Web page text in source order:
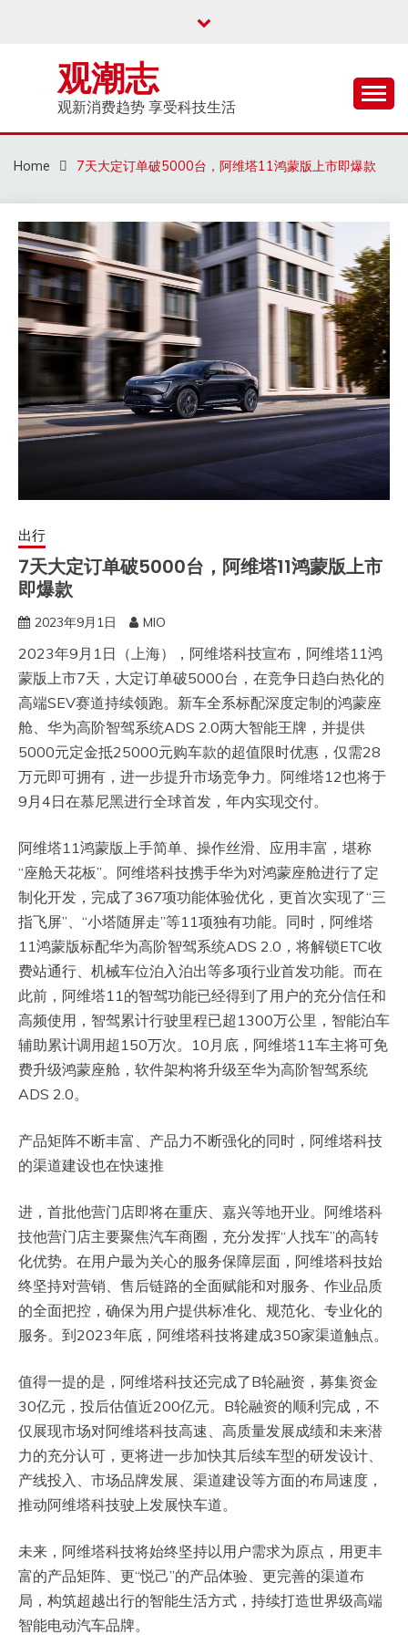
观潮志
观新消费趋势 享受科技生活
Home 7天大定订单破5000台，阿维塔11鸿蒙版上市即爆款
出行
7天大定订单破5000台，阿维塔11鸿蒙版上市
即爆款
2023年9月1日 MIO
2023​年9月1日（上海），阿维塔科技宣布，阿维塔11鸿
蒙版上市7天，大定订单破5000台，在竞争日趋白热化的
高端SEV赛道持续领跑。新车全系标配深度定制的鸿蒙座
舱、华为高阶智驾系统ADS 2.0两大智能王牌，并提供
5000元定金抵25000元购车款的超值限时优惠，仅需28
万元即可拥有，进一步提升市场竞争力。阿维塔12也将于
9月4日在慕尼黑进行全球首发，年内实现交付。
阿维塔11鸿蒙版上手简单、操作丝滑、应用丰富，堪称
“座舱天花板”。阿维塔科技携手华为对鸿蒙座舱进行了定
制化开发，完成了367项功能体验优化，更首次实现了“三
指飞屏”、“小塔随屏走”等11项独有功能。同时，阿维塔
11鸿蒙版标配华为高阶智驾系统ADS 2.0，将解锁ETC收
费站通行、机械车位泊入泊出等多项行业首发功能。而在
此前，阿维塔11的智驾功能已经得到了用户的充分信任和
高频使用，智驾累计行驶里程已超1300万公里，智能泊车
辅助累计调用超150万次。10月底，阿维塔11车主将可免
费升级鸿蒙座舱，软件架构将升级至华为高阶智驾系统
ADS 2.0。
产品矩阵不断丰富、产品力不断强化的同时，阿维塔科技
的渠道建设也在快速推
进，首批他营门店即将在重庆、嘉兴等地开业。阿维塔科
技他营门店主要聚焦汽车商圈，充分发挥“人找车”的高转
化优势。在用户最为关心的服务保障层面，阿维塔科技始
终坚持对营销、售后链路的全面赋能和对服务、作业品质
的全面把控，确保为用户提供标准化、规范化、专业化的
服务。到2023年底，阿维塔科技将建成350家渠道触点。
值得一提的是，阿维塔科技还完成了B轮融资，募集资金
30亿元，投后估值近200亿元。B轮融资的顺利完成，不
仅展现市场对阿维塔科技高速、高质量发展成绩和未来潜
力的充分认可，更将进一步加快其后续车型的研发设计、
产线投入、市场品牌发展、渠道建设等方面的布局速度，
推动阿维塔科技驶上发展快车道。
未来，阿维塔科技将始终坚持以用户需求为原点，用更丰
富的产品矩阵、更“悦己”的产品体验、更完善的渠道布
局，构筑超越出行的智能生活方式，持续打造世界级高端
智能电动汽车品牌。